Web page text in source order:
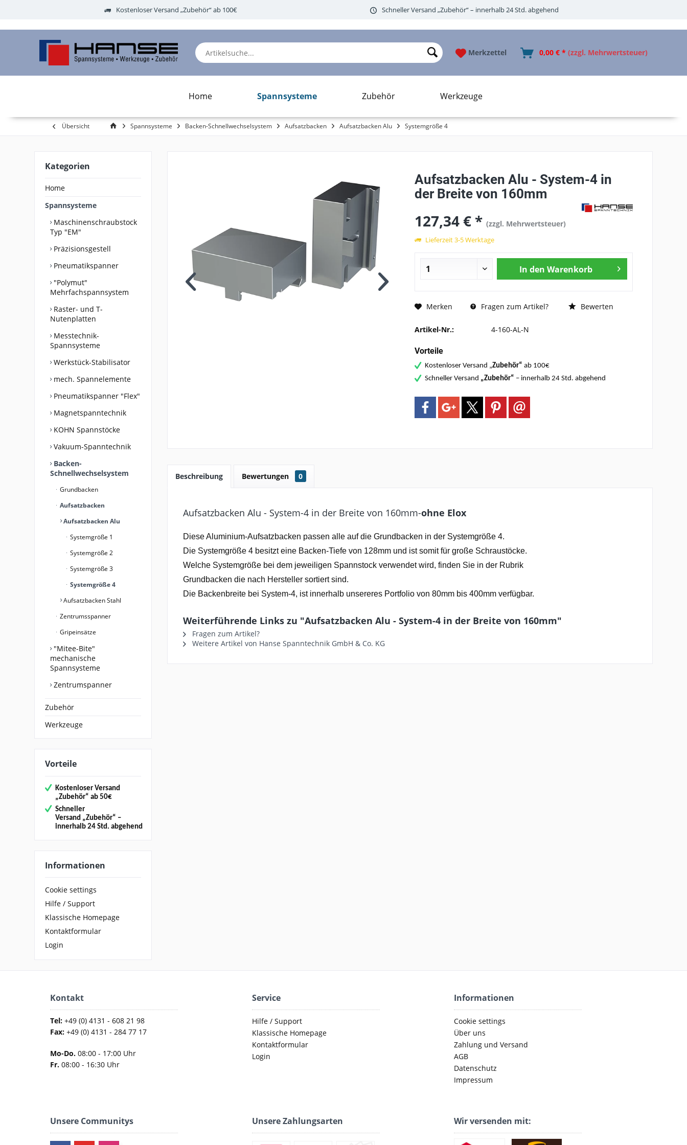
Kostenloser Versand „Zubehör“ ab 100€ Schneller Versand „Zubehör“ – innerhalb 24 Std. abgehend
Merkzettel 0,00 € * (zzgl. Mehrwertsteuer)
Home Spannsysteme Zubehör Werkzeuge
Übersicht Spannsysteme Backen-Schnellwechselsystem Aufsatzbacken Aufsatzbacken Alu Systemgröße 4
Kategorien
Home
Spannsysteme
Maschinenschraubstock
Typ "EM"
Präzisionsgestell
Pneumatikspanner
"Polymut"
Mehrfachspannsystem
Raster- und T-
Nutenplatten
Messtechnik-
Spannsysteme
Werkstück-Stabilisator
mech. Spannelemente
Pneumatikspanner "Flex"
Magnetspanntechnik
KOHN Spannstöcke
Vakuum-Spanntechnik
Backen-
Schnellwechselsystem
Grundbacken
Aufsatzbacken
Aufsatzbacken Alu
Systemgröße 1
Systemgröße 2
Systemgröße 3
Systemgröße 4
Aufsatzbacken Stahl
Zentrumsspanner
Gripeinsätze
"Mitee-Bite"
mechanische
Spannsysteme
Zentrumspanner
Zubehör
Werkzeuge
Vorteile
Kostenloser Versand
„Zubehör“ ab 50€
Schneller
Versand „Zubehör“ –
innerhalb 24 Std. abgehend
Informationen
Cookie settings
Hilfe / Support
Klassische Homepage
Kontaktformular
Login
Aufsatzbacken Alu - System-4 in
der Breite von 160mm
127,34 € *(zzgl. Mehrwertsteuer)
Lieferzeit 3-5 Werktage
In den Warenkorb
Merken Fragen zum Artikel? Bewerten
Artikel-Nr.: 4-160-AL-N
Vorteile
Kostenloser Versand „Zubehör“ ab 100€
Schneller Versand „Zubehör“ – innerhalb 24 Std. abgehend
Beschreibung Bewertungen 0
Aufsatzbacken Alu - System-4 in der Breite von 160mm-ohne Elox
Diese Aluminium-Aufsatzbacken passen alle auf die Grundbacken in der Systemgröße 4.
Die Systemgröße 4 besitzt eine Backen-Tiefe von 128mm und ist somit für große Schraustöcke.
Welche Systemgröße bei dem jeweiligen Spannstock verwendet wird, finden Sie in der Rubrik
Grundbacken die nach Hersteller sortiert sind.
Die Backenbreite bei System-4, ist innerhalb unsereres Portfolio von 80mm bis 400mm verfügbar.
Weiterführende Links zu "Aufsatzbacken Alu - System-4 in der Breite von 160mm"
Fragen zum Artikel?
Weitere Artikel von Hanse Spanntechnik GmbH & Co. KG
Kontakt
Tel:+49 (0) 4131 - 608 21 98
Fax:+49 (0) 4131 - 284 77 17
Mo-Do.08:00 - 17:00 Uhr
Fr.08:00 - 16:30 Uhr
Service
Hilfe / Support
Klassische Homepage
Kontaktformular
Login
Informationen
Cookie settings
Über uns
Zahlung und Versand
AGB
Datenschutz
Impressum
Unsere Communitys Unsere Zahlungsarten Wir versenden mit: